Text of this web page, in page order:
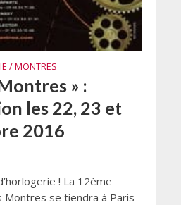
/ MONTRES
» :
les 22, 23 et
2016
! La 12ème
Montres se tiendra à Paris